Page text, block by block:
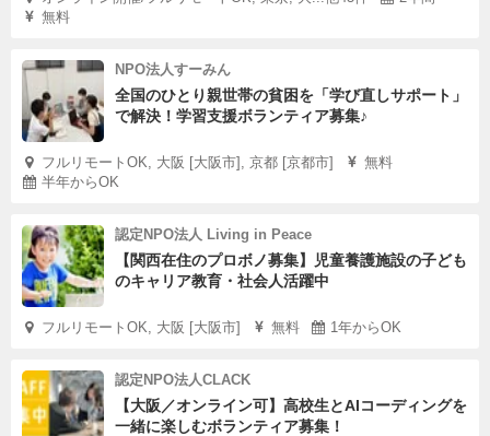
無料
NPO法人すーみん
全国のひとり親世帯の貧困を「学び直しサポート」
で解決！学習支援ボランティア募集♪
フルリモートOK, 大阪 [大阪市], 京都 [京都市]
無料
半年からOK
認定NPO法人 Living in Peace
【関西在住のプロボノ募集】児童養護施設の子ども
のキャリア教育・社会人活躍中
フルリモートOK, 大阪 [大阪市] 無料 1年からOK
認定NPO法人CLACK
【大阪／オンライン可】高校生とAIコーディングを
一緒に楽しむボランティア募集！